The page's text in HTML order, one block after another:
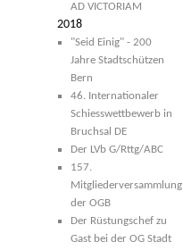
AD VICTORIAM
2018
"Seid Einig" - 200
Jahre Stadtschützen
Bern
46. Internationaler
Schiesswettbewerb in
Bruchsal DE
Der LVb G/Rttg/ABC
157.
Mitgliederversammlung
der OGB
Der Rüstungschef zu
Gast bei der OG Stadt